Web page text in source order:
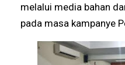
melalui media bahan
pada masa kampanye